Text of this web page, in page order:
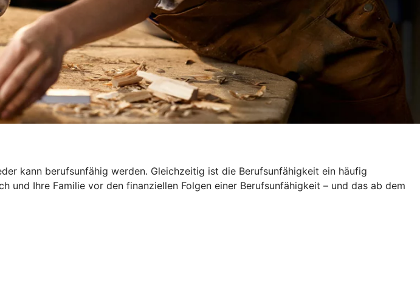
kann berufsunfähig werden. Gleichzeitig ist die Berufsunfähigkeit ein häufig
und Ihre Familie vor den finanziellen Folgen einer Berufsunfähigkeit – und das ab dem